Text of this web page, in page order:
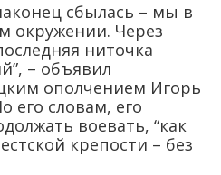
сбылась – мы в
окружении. Через
ниточка
– объявил
ополчением Игорь
его словам, его
воевать, “как
крепости – без